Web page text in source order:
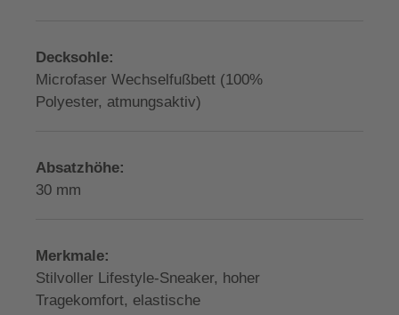
Decksohle:
Microfaser Wechselfußbett (100%
Polyester, atmungsaktiv)
Absatzhöhe:
30 mm
Merkmale:
Stilvoller Lifestyle-Sneaker, hoher
Tragekomfort, elastische